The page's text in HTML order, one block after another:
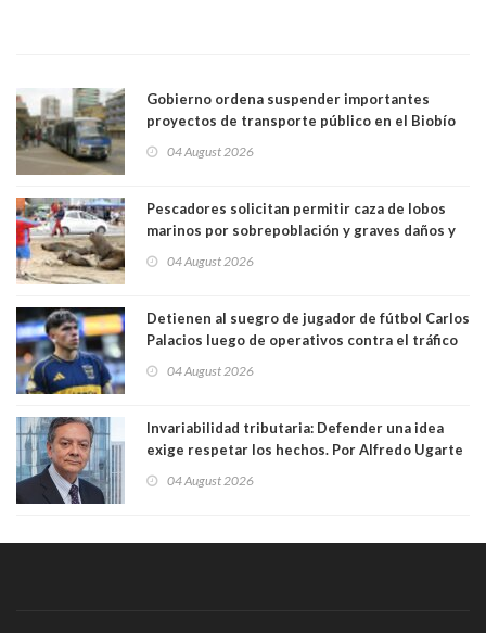
Gobierno ordena suspender importantes
proyectos de transporte público en el Biobío
04 August 2026
Pescadores solicitan permitir caza de lobos
marinos por sobrepoblación y graves daños y
04 August 2026
Detienen al suegro de jugador de fútbol Carlos
Palacios luego de operativos contra el tráfico
futbolista para trasladar cocaína
04 August 2026
Invariabilidad tributaria: Defender una idea
exige respetar los hechos. Por Alfredo Ugarte
04 August 2026